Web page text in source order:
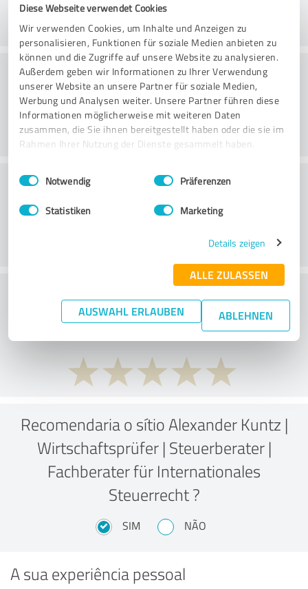
Diese Webseite verwendet Cookies
Wir verwenden Cookies, um Inhalte und Anzeigen zu
personalisieren, Funktionen für soziale Medien anbieten zu
können und die Zugriffe auf unsere Website zu analysieren.
Außerdem geben wir Informationen zu Ihrer Verwendung
unserer Website an unsere Partner für soziale Medien,
Werbung und Analysen weiter. Unsere Partner führen diese
Informationen möglicherweise mit weiteren Daten
zusammen, die Sie ihnen bereitgestellt haben oder die sie im
Rahmen Ihrer Nutzung der Dienste gesammelt haben.
Impressum Datenschutzbestimmungen
Einwilligungsauswahl
Notwendig Präferenzen
Statistiken Marketing
Details zeigen
ALLE ZULASSEN
AUSWAHL ERLAUBEN ABLEHNEN
Consultoria
Serviço ao cliente
O que acha da relação
preço/desempenho?
Recomendaria o sítio Alexander Kuntz |
Wirtschaftsprüfer | Steuerberater |
Fachberater für Internationales
Steuerrecht ?
SIM NÃO
A sua experiência pessoal